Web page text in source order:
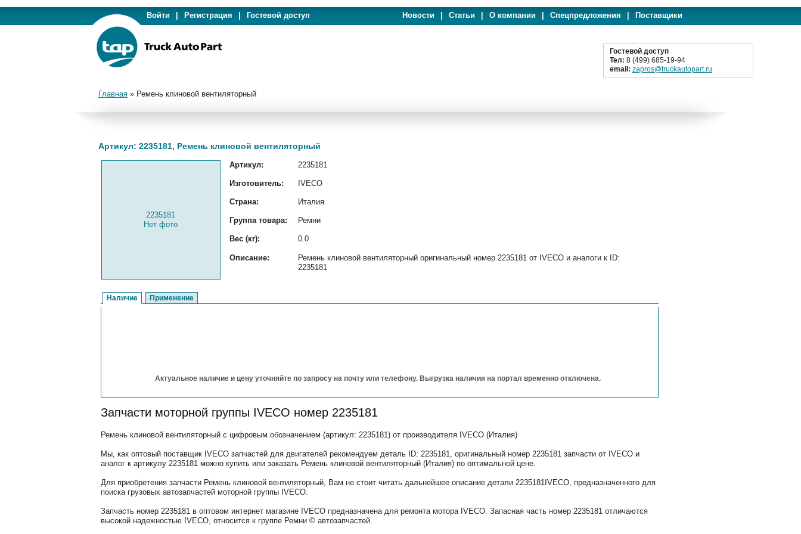
Войти Регистрация Гостевой доступ Новости Статьи О компании Спецпредложения Поставщики
Гостевой доступ
Тел: 8 (499) 685-19-94
email: zapros@truckautopart.ru
Главная» Ремень клиновой вентиляторный
Артикул: 2235181, Ремень клиновой вентиляторный
2235181
Нет фото
Артикул: 2235181
Изготовитель: IVECO
Страна: Италия
Группа товара: Ремни
Вес (кг): 0.0
Описание:
Ремень клиновой вентиляторный оригинальный номер 2235181 от IVECO и аналоги к ID:
2235181
Наличие Применение
Актуальное наличие и цену уточняйте по запросу на почту или телефону. Выгрузка наличия на портал временно отключена.
Запчасти моторной группы IVECO номер 2235181
Ремень клиновой вентиляторный с цифровым обозначением (артикул: 2235181) от производителя IVECO (Италия)
Мы, как оптовый поставщик IVECO запчастей для двигателей рекомендуем деталь ID: 2235181, оригинальный номер 2235181 запчасти от IVECO и
аналог к артикулу 2235181 можно купить или заказать Ремень клиновой вентиляторный (Италия) по оптимальной цене.
Для приобретения запчасти Ремень клиновой вентиляторный, Вам не стоит читать дальнейшее описание детали 2235181IVECO, предназначенного для
поиска грузовых автозапчастей моторной группы IVECO.
Запчасть номер 2235181 в оптовом интернет магазине IVECO предназначена для ремонта мотора IVECO. Запасная часть номер 2235181 отличаются
высокой надежностью IVECO, относится к группе Ремни © автозапчастей.